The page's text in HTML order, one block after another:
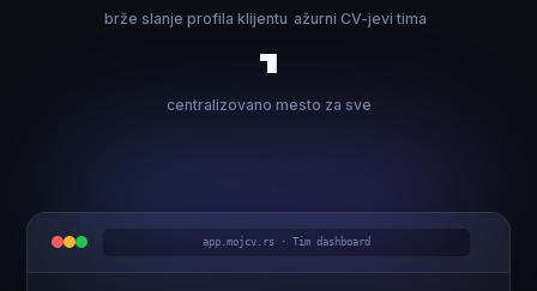
brže slanje profila klijentu ažurni CV-jevi tima
1
centralizovano mesto za sve
app.mojcv.rs · Tim dashboard